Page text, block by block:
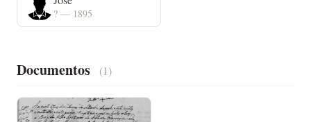
? — 1895
Documentos (1)